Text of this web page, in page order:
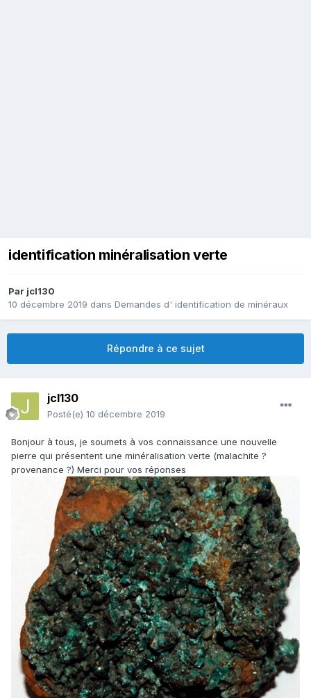
identification minéralisation verte
Par jcl130
10 décembre 2019 dans Demandes d' identification de minéraux
Répondre à ce sujet
jcl130
Posté(e) 10 décembre 2019
Bonjour à tous, je soumets à vos connaissance une nouvelle
pierre qui présentent une minéralisation verte (malachite ?
provenance ?) Merci pour vos réponses